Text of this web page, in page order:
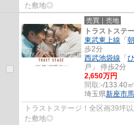
た敷地◎
売買｜売地
トラストス
東武東上線 「
歩2分
西武池袋線 「
戸」 停歩2分
2,650万円
間取:-/133.40㎡
埼玉県新座市
トラストステージ！全区画39坪
た敷地◎